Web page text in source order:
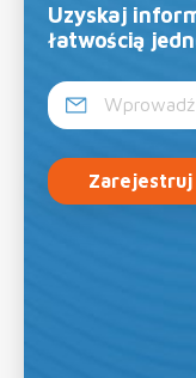
Uzyskaj
łatwością
Zarejestruj